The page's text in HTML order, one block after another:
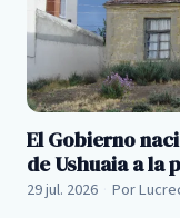
El Gobierno
de Ushuaia a la
29 jul. 2026 Por